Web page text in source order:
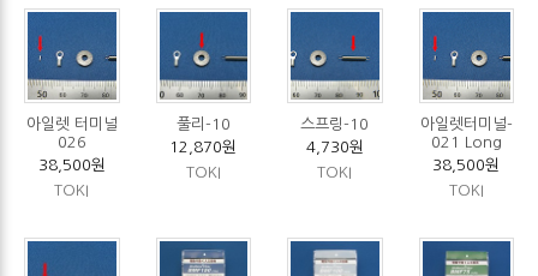
아일렛 터미널
026
38,500원
TOKI
풀리-10
12,870원
TOKI
스프링-10
4,730원
TOKI
아일렛터미널-
021 Long
38,500원
TOKI